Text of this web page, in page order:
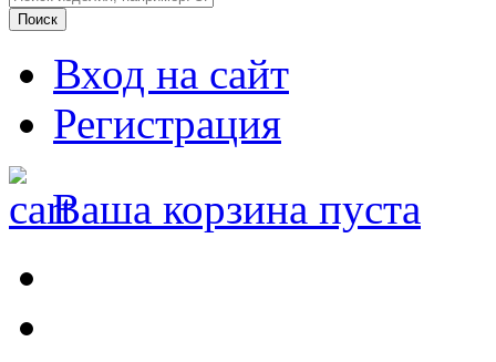
Вход на сайт
Регистрация
Ваша корзина пуста